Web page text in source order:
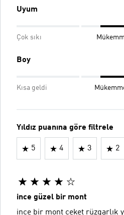
Uyum
Çok sıkı
Boy
Kısa geldi
Yıldız puanına göre filtrele
5 4 3 2
ince güzel bir mont
ince bir mont ceket rüzgarlık